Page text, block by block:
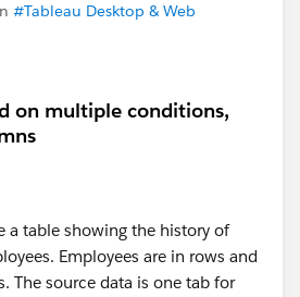
#Tableau Desktop & Web
on multiple conditions,
a table showing the history of
Employees are in rows and
The source data is one tab for